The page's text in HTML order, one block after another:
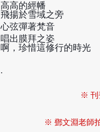
高高的經幡
飛揚於雪域之旁
心弦彈著梵音
唱出膜拜之姿
啊，珍惜這修行的時光
.
※ 刊
※ 鄧文淵老師